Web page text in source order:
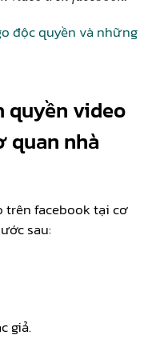
độc quyền và những
quyền video
quan nhà
trên facebook tại cơ
sau:
giả.